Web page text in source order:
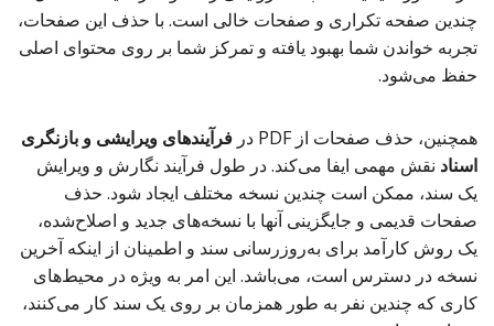
چندین صفحه تکراری و صفحات خالی است. با حذف این صفحات،
تجربه خواندن شما بهبود یافته و تمرکز شما بر روی محتوای اصلی
حفظ می‌شود.
همچنین، حذف صفحات از PDF در
فرآیندهای ویرایشی و بازنگری
اسناد نقش مهمی ایفا می‌کند. در طول فرآیند نگارش و ویرایش
یک سند، ممکن است چندین نسخه مختلف ایجاد شود. حذف
صفحات قدیمی و جایگزینی آنها با نسخه‌های جدید و اصلاح‌شده،
یک روش کارآمد برای به‌روزرسانی سند و اطمینان از اینکه آخرین
نسخه در دسترس است، می‌باشد. این امر به ویژه در محیط‌های
کاری که چندین نفر به طور همزمان بر روی یک سند کار می‌کنند،